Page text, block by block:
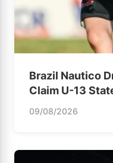
Brazil Nautico
Claim U-13
09/08/2026